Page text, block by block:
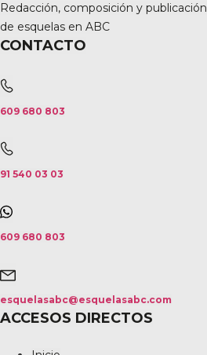
Redacción, composición y publicación
de esquelas en ABC
CONTACTO
609 680 803
91 540 03 03
609 680 803
esquelasabc@esquelasabc.com
ACCESOS DIRECTOS